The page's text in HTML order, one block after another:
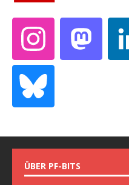
ÜBER PF-BITS